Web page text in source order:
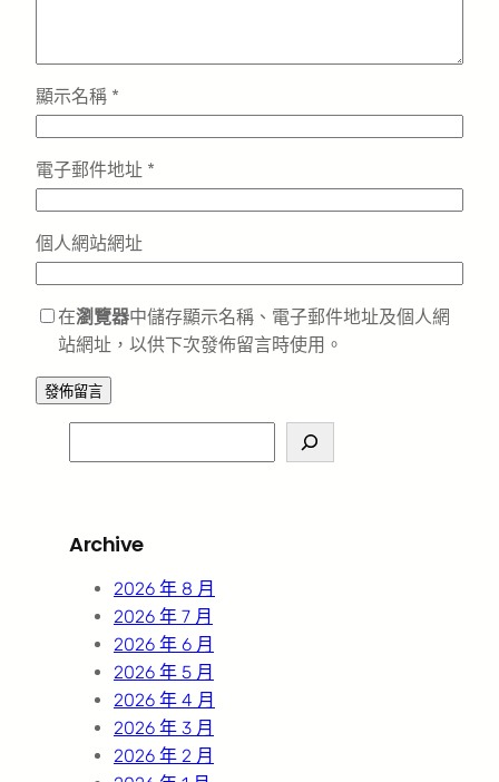
顯示名稱 *
電子郵件地址 *
個人網站網址
在瀏覽器中儲存顯示名稱、電子郵件地址及個人網
站網址，以供下次發佈留言時使用。
e
c
Archive
2026 年 8 月
2026 年 7 月
2026 年 6 月
2026 年 5 月
2026 年 4 月
2026 年 3 月
2026 年 2 月